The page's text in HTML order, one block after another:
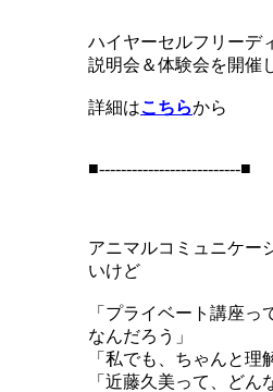
ハイヤーセルフリーデ
説明会＆体験会を開催
詳細はこちらから
■--------------------------■
アニマルコミュニケー
いけど
「プライベート講座っ
なんだろう」
「私でも、ちゃんと理
「近藤久美って、どん